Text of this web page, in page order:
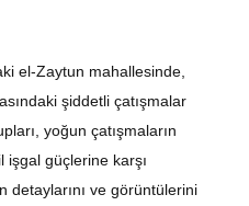
el-Zaytun mahallesinde,
şiddetli çatışmalar
yoğun çatışmaların
işgal güçlerine karşı
detaylarını ve görüntülerini